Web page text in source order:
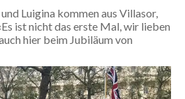
Luigina kommen aus Villasor,
ist nicht das erste Mal, wir lieben
hier beim Jubiläum von